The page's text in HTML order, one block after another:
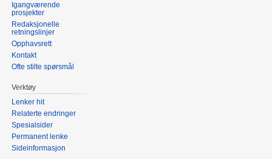
Igangværende
prosjekter
Redaksjonelle
retningslinjer
Opphavsrett
Kontakt
Ofte stilte spørsmål
Verktøy
Lenker hit
Relaterte endringer
Spesialsider
Permanent lenke
Sideinformasjon